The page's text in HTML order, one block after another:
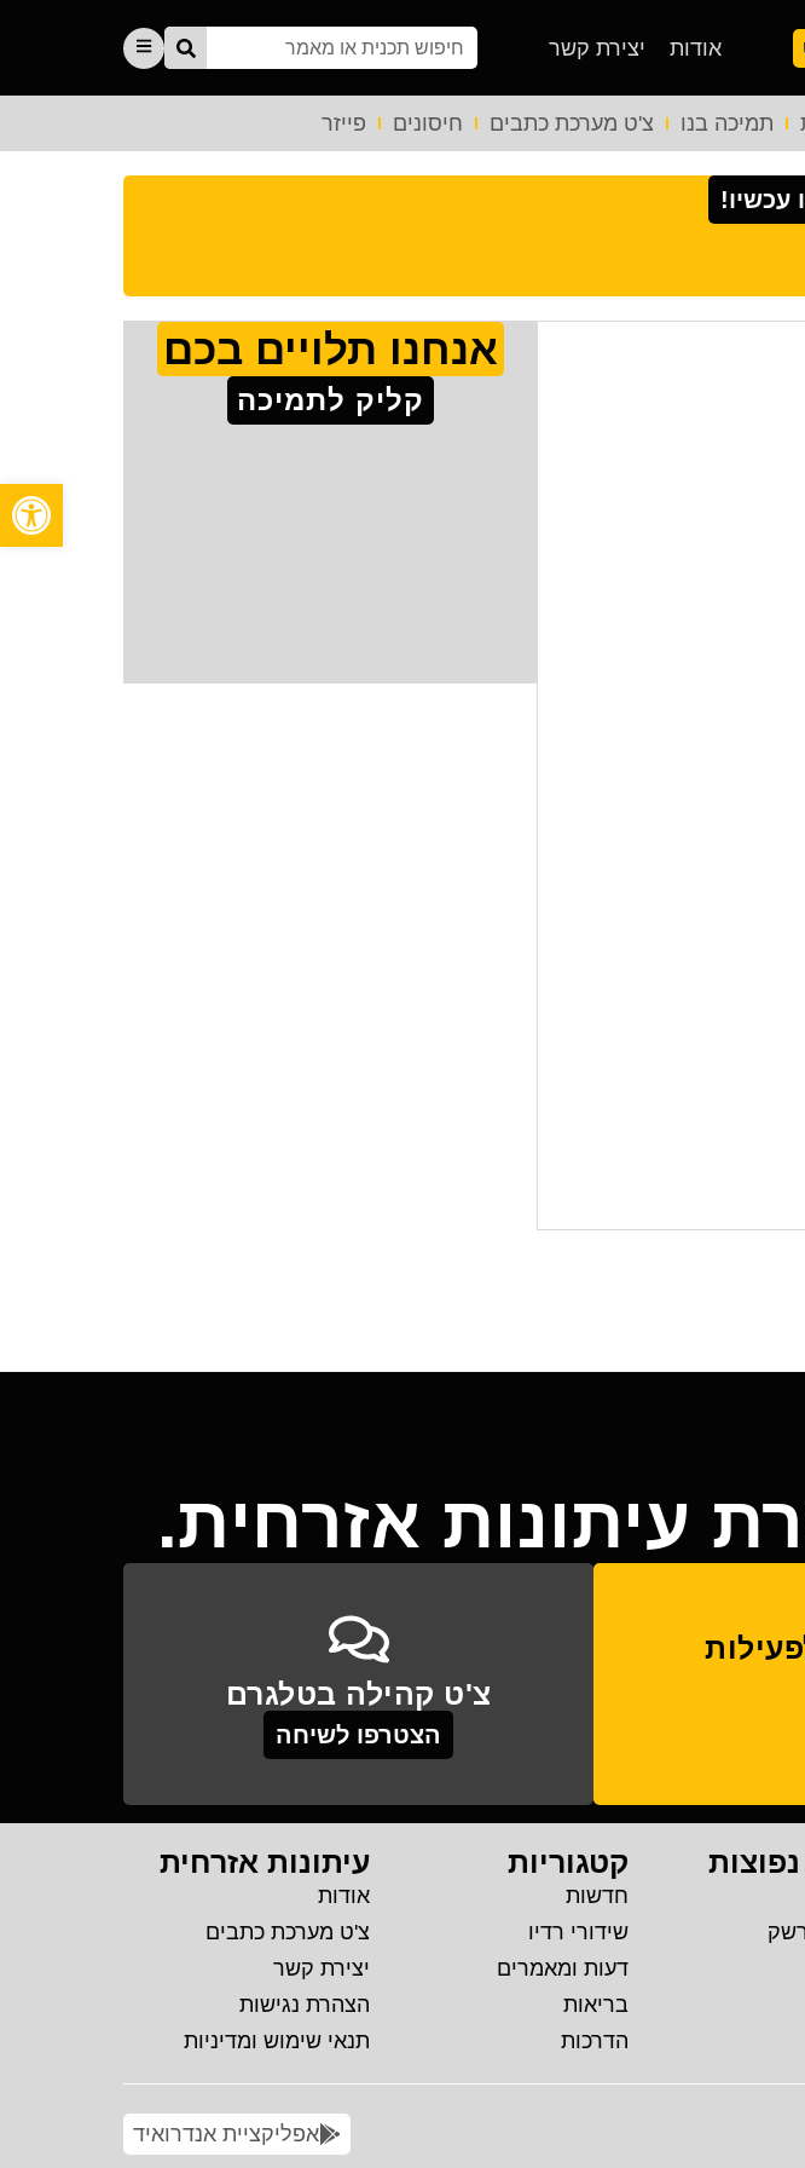
אודות יצירת קשר
תמיכה בנו צ'ט מערכת כתבים חיסונים פייזר
עכשיו!
אנחנו תלויים בכם
קליק לתמיכה
עיתונות אזרחית.
צ'ט קהילה בטלגרם
הצטרפו לשיחה
קטגוריות
חדשות
שידורי רדיו
דעות ומאמרים
בריאות
הדרכות
עיתונות אזרחית
אודות
צ'ט מערכת כתבים
יצירת קשר
הצהרת נגישות
תנאי שימוש ומדיניות
אפליקציית אנדרואיד